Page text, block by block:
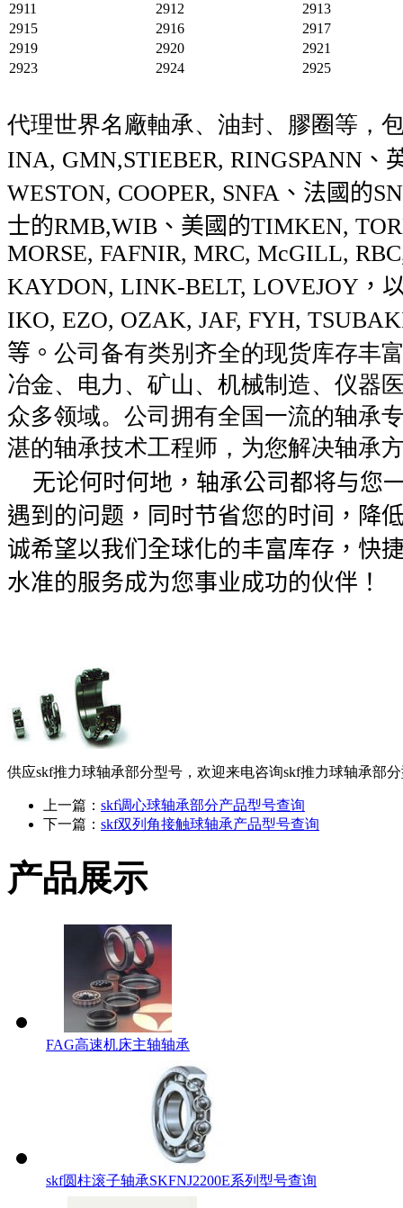
2911
2912
2913
2915
2916
2917
2919
2920
2921
2923
2924 2925
代理世界名廠軸承、油封、膠圈等，
INA, GMN,STIEBER, RINGSPANN 、
WESTON, COOPER, SNFA 、法國的
士的RMB,WIB 、美國的TIMKEN,
MORSE, FAFNIR, MRC, McGILL,
KAYDON, LINK-BELT, LOVEJOY ，
IKO, EZO, OZAK, JAF, FYH,
等。 公司备有类别齐全的现货库存丰
冶金、电力、矿山、机械制造、仪器
众多领域。公司拥有全国一流的轴承
湛的轴承技术工程师，为您解决轴承
无论何时何地，轴承公司都将与您
遇到的问题，同时节省您的时间，降
诚希望以我们全球化的丰富库存，快
水准的服务成为您事业成功的伙伴！
供应skf推力球轴承部分型号，欢迎来电咨询skf推力球轴承部
上一篇： skf调心球轴承部分产品型号查询
下一篇： skf双列角接触球轴承产品型号查询
产品展示
FAG高速机床主轴轴承
skf圆柱滚子轴承SKFNJ2200E系列型号查询